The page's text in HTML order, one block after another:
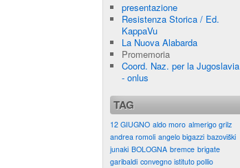
presentazione
Resistenza Storica / Ed.
KappaVu
La Nuova Alabarda
Promemoria
Coord. Naz. per la Jugoslavia
- onlus
TAG
12 GIUGNO aldo moro almerigo grilz
andrea romoli angelo bigazzi bazoviški
junaki BOLOGNA bremce brigate
garibaldi convegno istituto pollio